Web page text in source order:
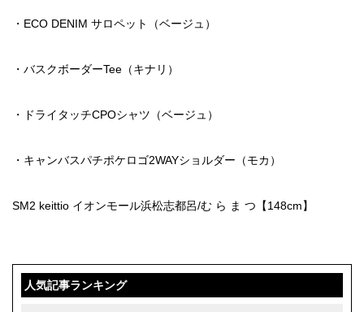
・ECO DENIM サロペット（ベージュ）
・バスクボーダーTee（キナリ）
・ドライタッチCPOシャツ（ベージュ）
・キャンバスパチポケロゴ2WAYショルダー（モカ）
SM2 keittio イオンモール浜松志都呂/む ら ま つ【148cm】
人気記事ランキング